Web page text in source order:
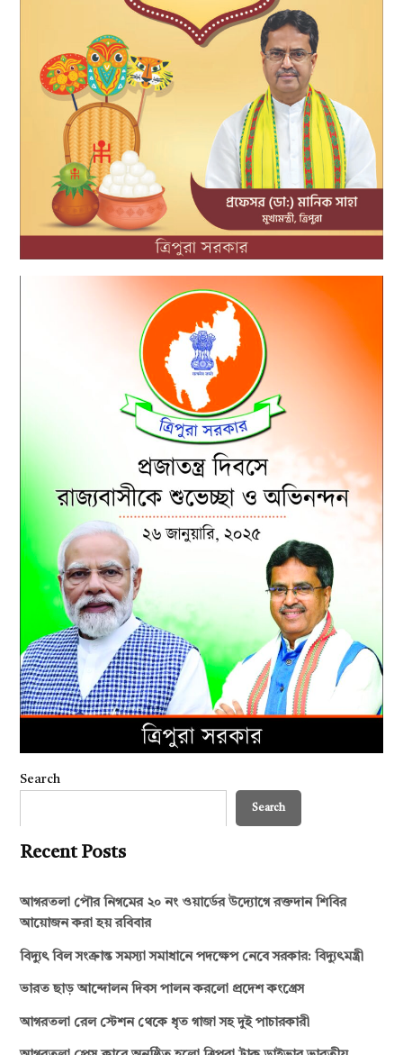
Search
Search
Recent Posts
আগরতলা পৌর নিগমের ২০ নং ওয়ার্ডের উদ্যোগে রক্তদান শিবির
আয়োজন করা হয় রবিবার
বিদ্যুৎ বিল সংক্রান্ত সমস্যা সমাধানে পদক্ষেপ নেবে সরকার: বিদ্যুৎমন্ত্রী
ভারত ছাড় আন্দোলন দিবস পালন করলো প্রদেশ কংগ্রেস
আগরতলা রেল স্টেশন থেকে ধৃত গাজা সহ দুই পাচারকারী